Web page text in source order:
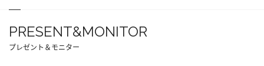
PRESENT&MONITOR
プレゼント＆モニター